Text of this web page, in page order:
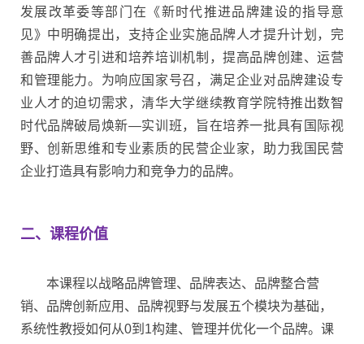
发展改革委等部门在《新时代推进品牌建设的指导意
见》中明确提出，支持企业实施品牌人才提升计划，完
善品牌人才引进和培养培训机制，提高品牌创建、运营
和管理能力。为响应国家号召，满足企业对品牌建设专
业人才的迫切需求，清华大学继续教育学院特推出数智
时代品牌破局焕新—实训班，旨在培养一批具有国际视
野、创新思维和专业素质的民营企业家，助力我国民营
企业打造具有影响力和竞争力的品牌。
二、课程价值
本课程以战略品牌管理、品牌表达、品牌整合营
销、品牌创新应用、品牌视野与发展五个模块为基础，
系统性教授如何从0到1构建、管理并优化一个品牌。课